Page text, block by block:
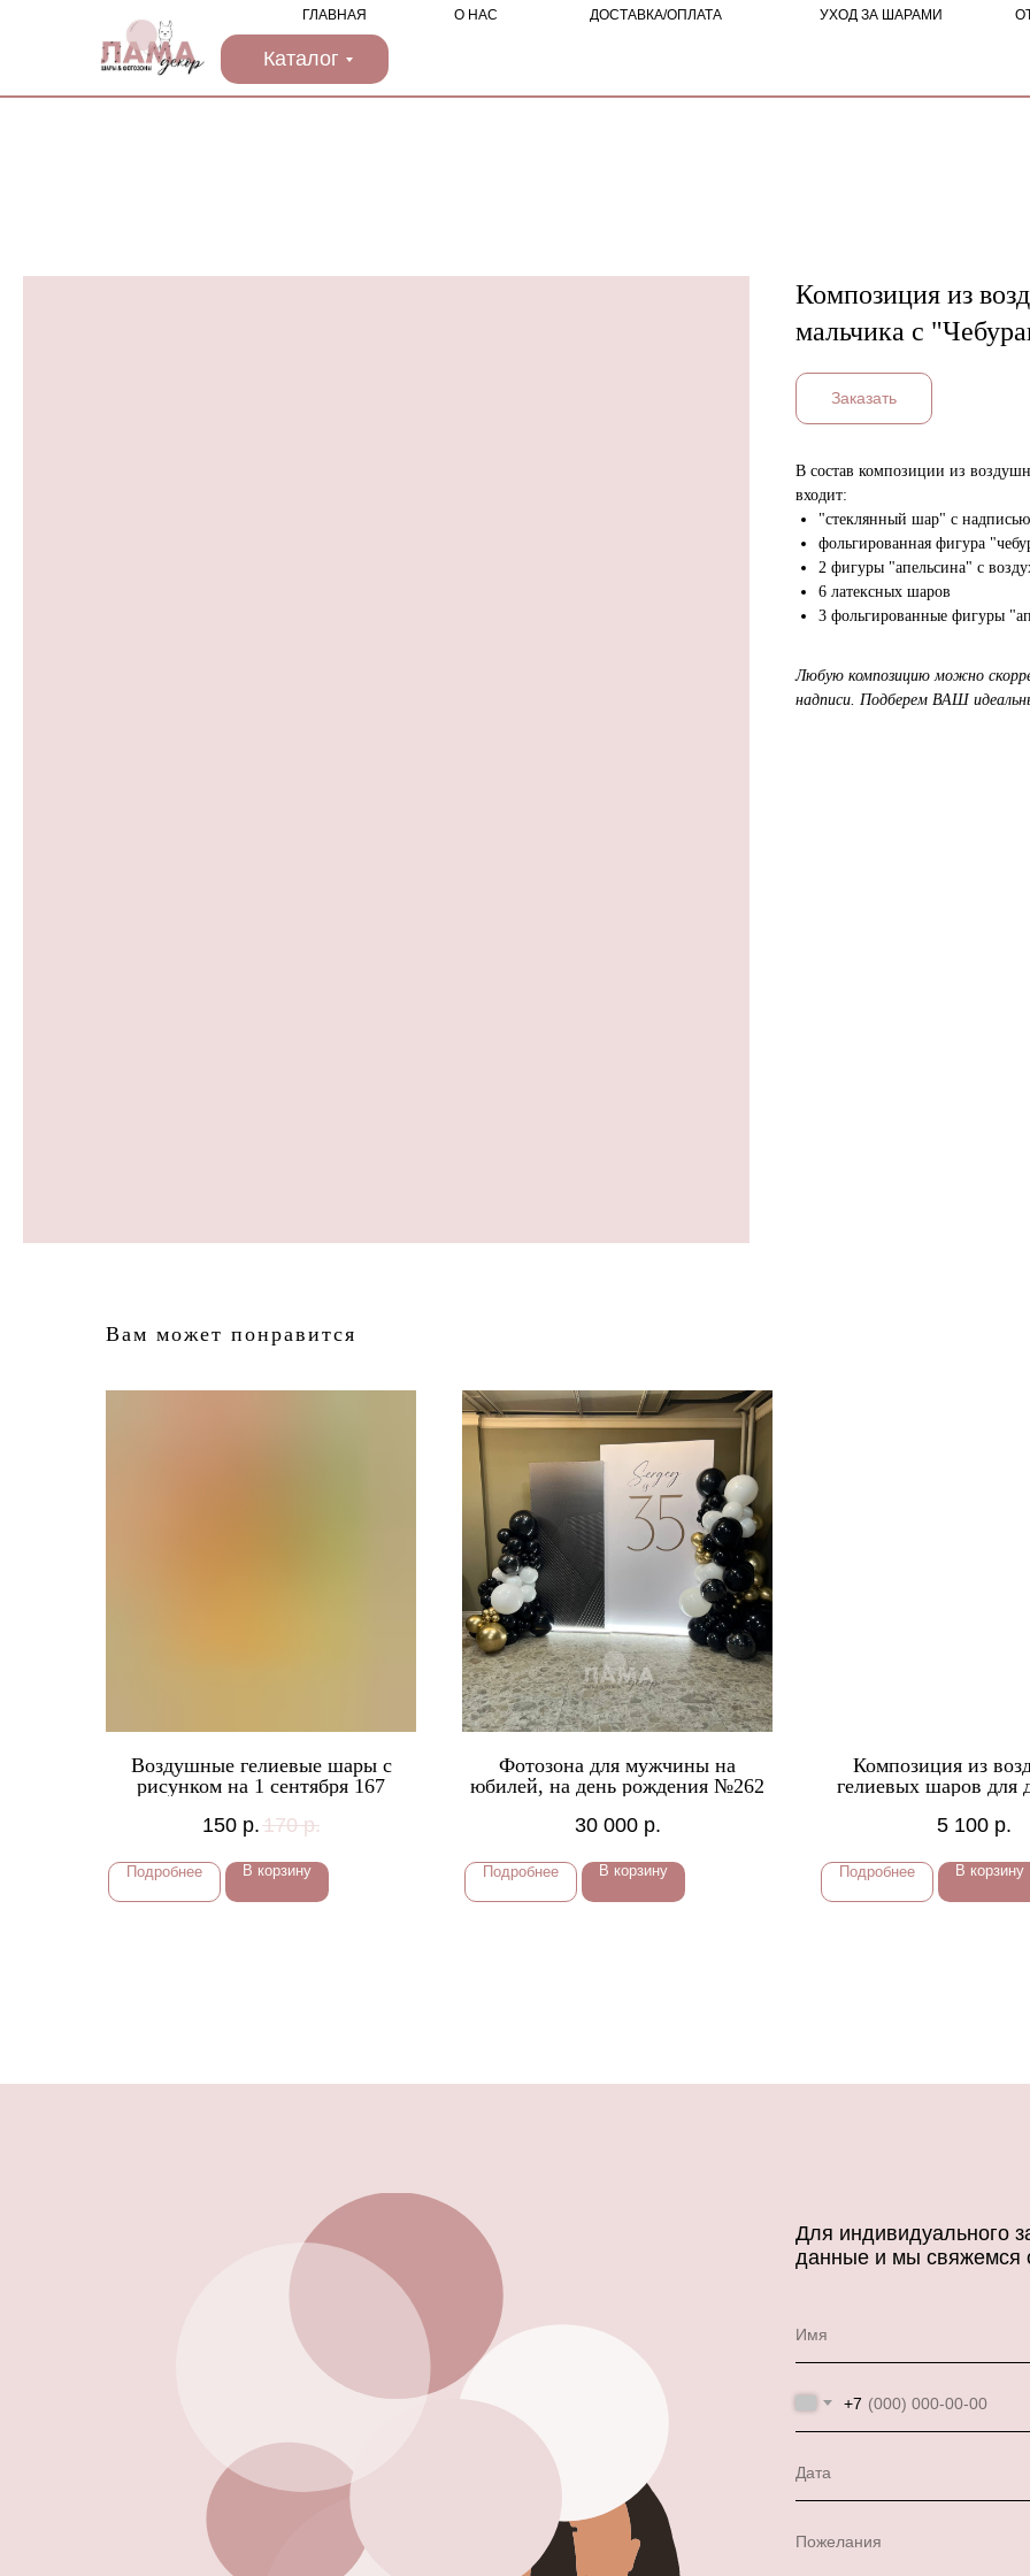
О НАС
ГЛАВНАЯ УХОД ЗА ШАРАМИ
ДОСТАВКА/ОПЛАТА
Каталог
Композиция из
мальчика с
Заказать
В состав композиции из
входит:
"стеклянный шар" с
фольгированная фигура
2 фигуры "апельсина" с
6 латексных шаров
3 фольгированные фигуры
Любую композицию можно
надписи. Подберем ВАШ
Вам может понравится
Воздушные гелиевые шары с
рисунком на 1 сентября 167
150 р.170 р.
Подробнее В корзину
Фотозона для мужчины на
юбилей, на день рождения №262
30 000 р.
Подробнее В корзину
Композиция из
гелиевых шаров для
5 100 р.
Подробнее В корзину
Для индивидуального
данные и мы свяжемся
Имя
+7
Дата
Пожелания